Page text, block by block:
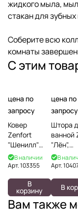
жидкого мыла,
стакан для
Соберите всю
комнаты
С этим
цена по
запросу
Ковер
Zenfort
"Шенилл"
полиэстер
50х80см,
В наличии
Арт.103355
В
корзину
цена по
запросу
Штора
ванной
"Лён",
В
Арт.
В
Вам также